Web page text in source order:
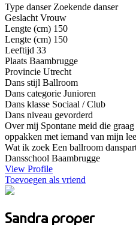
Type danser Zoekende danser
Geslacht Vrouw
Lengte (cm) 150
Lengte (cm) 150
Leeftijd 33
Plaats Baambrugge
Provincie Utrecht
Dans stijl Ballroom
Dans categorie Junioren
Dans klasse Sociaal / Club
Dans niveau gevorderd
Over mij Spontane meid die
oppakken met iemand van mijn
Wat ik zoek Een ballroom
Dansschool Baambrugge
View Profile
Toevoegen als vriend
Sandra proper